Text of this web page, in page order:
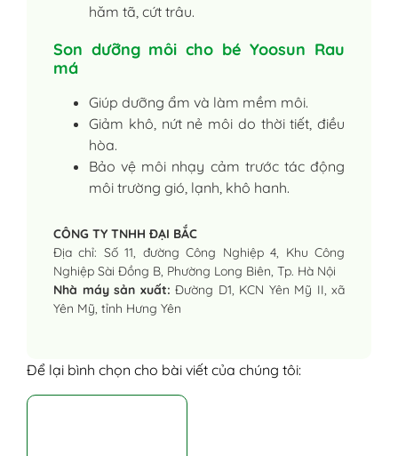
hăm tã, cứt trâu.
Son dưỡng môi cho bé Yoosun Rau
má
Giúp dưỡng ẩm và làm mềm môi.
Giảm khô, nứt nẻ môi do thời tiết, điều
hòa.
Bảo vệ môi nhạy cảm trước tác động
môi trường gió, lạnh, khô hanh.
CÔNG TY TNHH ĐẠI BẮC
Địa chỉ: Số 11, đường Công Nghiệp 4, Khu Công
Nghiệp Sài Đồng B, Phường Long Biên, Tp. Hà Nội
Nhà máy sản xuất: Đường D1, KCN Yên Mỹ II, xã
Yên Mỹ, tỉnh Hưng Yên
Để lại bình chọn cho bài viết của chúng tôi: